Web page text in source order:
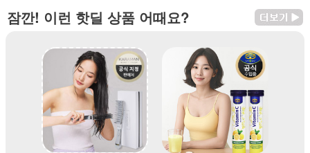
잠깐! 이런 핫딜 상품 어때요?